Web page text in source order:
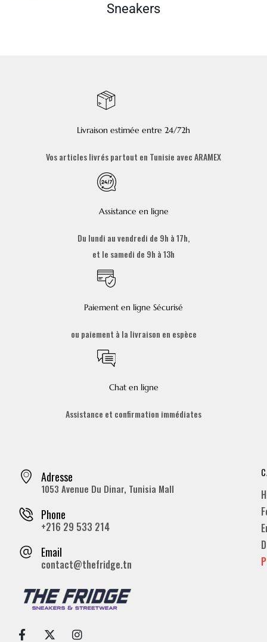
Sneakers
Livraison estimée entre 24/72h
Vos articles livrés partout en Tunisie avec ARAMEX
Assistance en ligne
Du lundi au vendredi de 9h à 17h,
et le samedi de 9h à 13h
Paiement en ligne Sécurisé
ou paiement à la livraison en espèce
Chat en ligne
Assistance et confirmation immédiates
Adresse
1053 Avenue Du Dinar, Tunisia Mall
Phone
+216 29 533 214
Email
contact@thefridge.tn